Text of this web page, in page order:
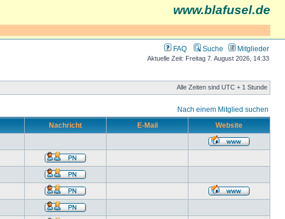
www.blafusel.de
FAQ Suche Mitglieder
Aktuelle Zeit: Freitag 7. August 2026, 14:33
Alle Zeiten sind UTC + 1 Stunde
Nach einem Mitglied suchen
Nachricht E-Mail Website